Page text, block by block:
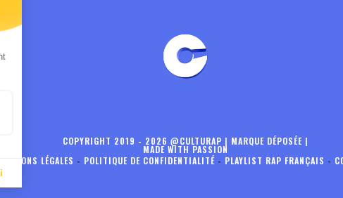
COPYRIGHT 2019 - 2026 @CULTURAP | MARQUE DÉPOSÉE |
MADE WITH PASSION
MENTIONS LÉGALES - POLITIQUE DE CONFIDENTIALITÉ - PLAYLIST RAP FRANÇAIS -